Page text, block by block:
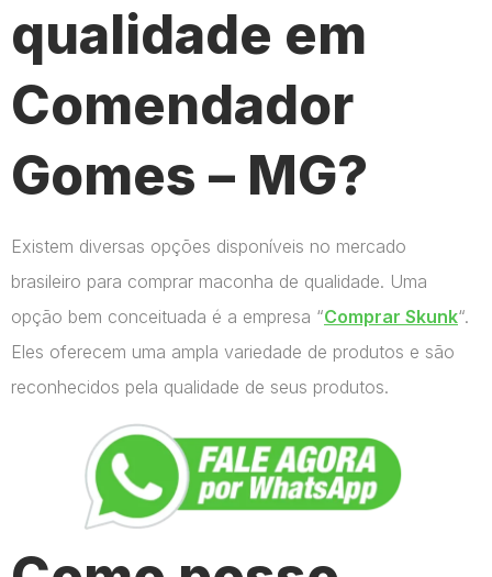
qualidade em
Comendador
Gomes – MG?
Existem diversas opções disponíveis no mercado
brasileiro para comprar maconha de qualidade. Uma
opção bem conceituada é a empresa “Comprar Skunk“.
Eles oferecem uma ampla variedade de produtos e são
reconhecidos pela qualidade de seus produtos.